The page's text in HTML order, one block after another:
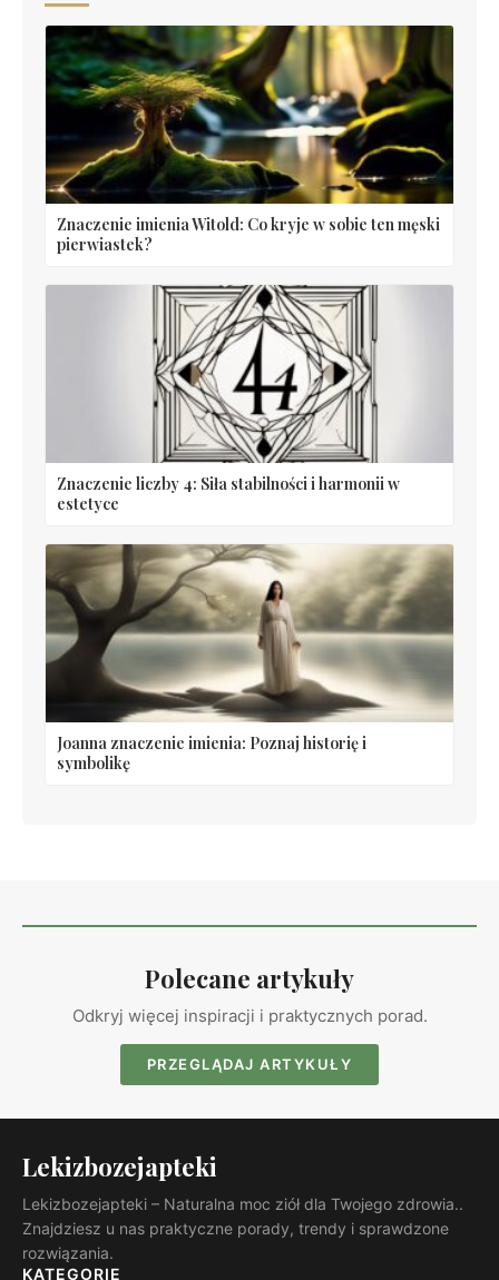
Znaczenie imienia Witold: Co kryje w sobie ten męski
pierwiastek?
Znaczenie liczby 4: Siła stabilności i harmonii w
estetyce
Joanna znaczenie imienia: Poznaj historię i
symbolikę
Polecane artykuły
Odkryj więcej inspiracji i praktycznych porad.
PRZEGLĄDAJ ARTYKUŁY
Lekizbozejapteki
Lekizbozejapteki – Naturalna moc ziół dla Twojego zdrowia..
Znajdziesz u nas praktyczne porady, trendy i sprawdzone
rozwiązania.
KATEGORIE